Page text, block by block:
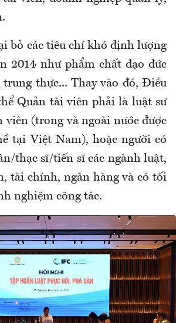
bỏ các tiêu chí khó định lượng
2014 như phẩm chất đạo đức
thực... Thay vào đó, Điều
Quản tài viên phải là luật sư
viên (trong và ngoài nước được
tại Việt Nam), hoặc người có
thạc sĩ/tiến sĩ các ngành luật,
tài chính, ngân hàng và có tối
nghiệm công tác.